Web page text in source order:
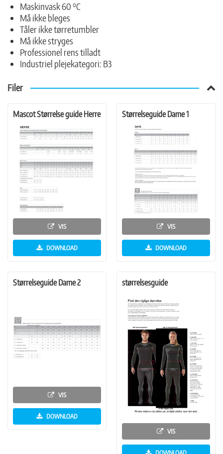
Maskinvask 60 °C
Må ikke bleges
Tåler ikke tørretumbler
Må ikke stryges
Professionel rens tilladt
Industriel plejekategori: B3
Filer
Mascot Størrelse guide Herre
VIS
DOWNLOAD
Størrelseguide Dame 1
VIS
DOWNLOAD
Størrelseguide Dame 2
VIS
DOWNLOAD
størrelsesguide
VIS